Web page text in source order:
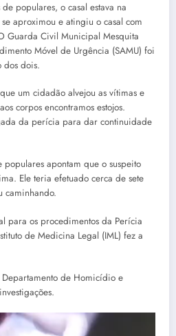
populares, o casal estava na
aproximou e atingiu o casal com
Guarda Civil Municipal Mesquita
Móvel de Urgência (SAMU) foi
dos dois.
um cidadão alvejou as vítimas e
corpos encontramos estojos.
da perícia para dar continuidade
apontam que o suspeito
Ele teria efetuado cerca de sete
caminhando.
para os procedimentos da Perícia
de Medicina Legal (IML) fez a
de Homicídio e